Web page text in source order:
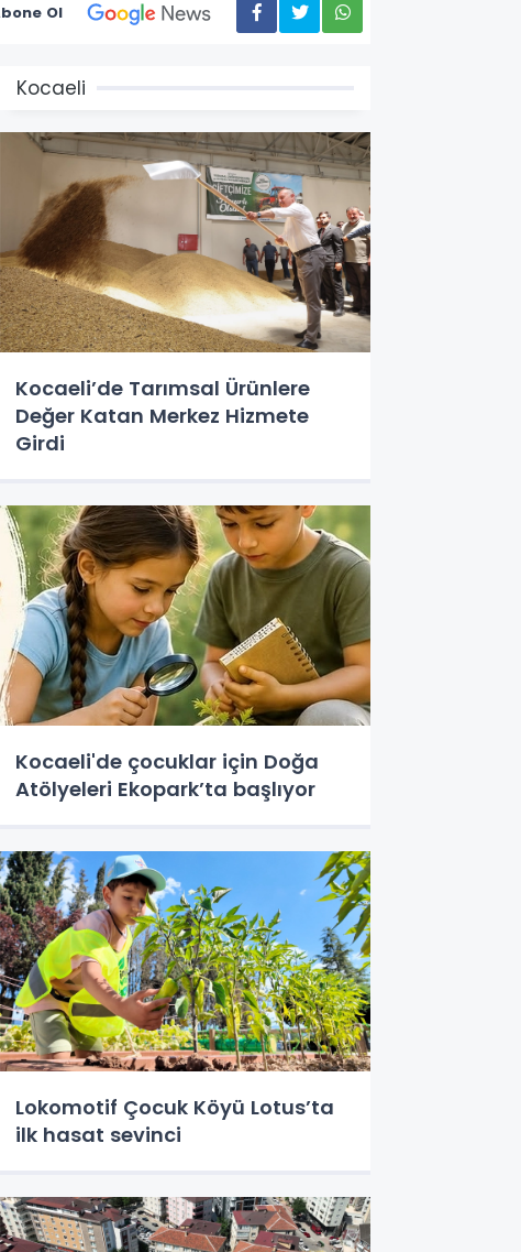
Ol
Kocaeli
Kocaeli’de Tarımsal Ürünlere
Değer Katan Merkez Hizmete
Girdi
Kocaeli'de çocuklar için Doğa
Atölyeleri Ekopark’ta başlıyor
Lokomotif Çocuk Köyü Lotus’ta
ilk hasat sevinci